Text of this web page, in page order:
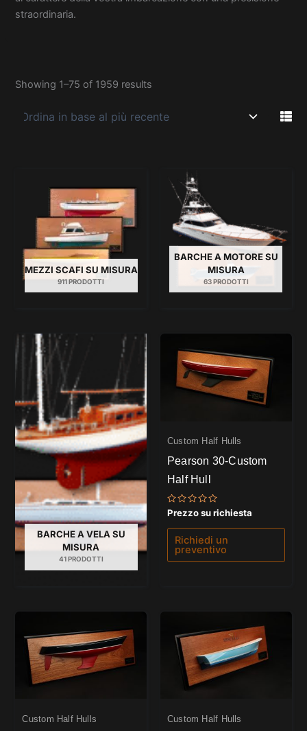
straordinaria.
Showing 1–75 of 1959 results
MEZZI SCAFI SU MISURA
911 PRODOTTI
BARCHE A MOTORE SU
MISURA
63 PRODOTTI
BARCHE A VELA SU
MISURA
41 PRODOTTI
Custom Half Hulls
Pearson 30-Custom
Half Hull
Valutato
0
su
Prezzo su richiesta
Richiedi un
preventivo
Custom Half Hulls Custom Half Hulls